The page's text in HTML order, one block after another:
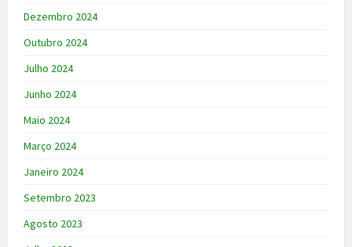
Dezembro 2024
Outubro 2024
Julho 2024
Junho 2024
Maio 2024
Março 2024
Janeiro 2024
Setembro 2023
Agosto 2023